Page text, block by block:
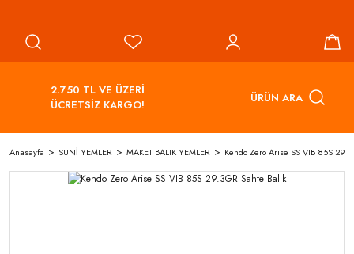
2.750 TL VE ÜZERİ
ÜCRETSİZ KARGO!
ÜRÜN ARA
Anasayfa SUNİ YEMLER MAKET BALIK YEMLER Kendo Zero Arise SS VIB 85S